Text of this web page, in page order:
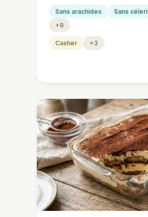
Sans arachides Sans céleri
+9
Casher +3